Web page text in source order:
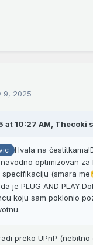
9, 2025
10:27 AM, Thecoki
Hvala na
optimizovan za
(smara me
je PLUG AND
koju sam poklonio
preko UPnP (nebitno